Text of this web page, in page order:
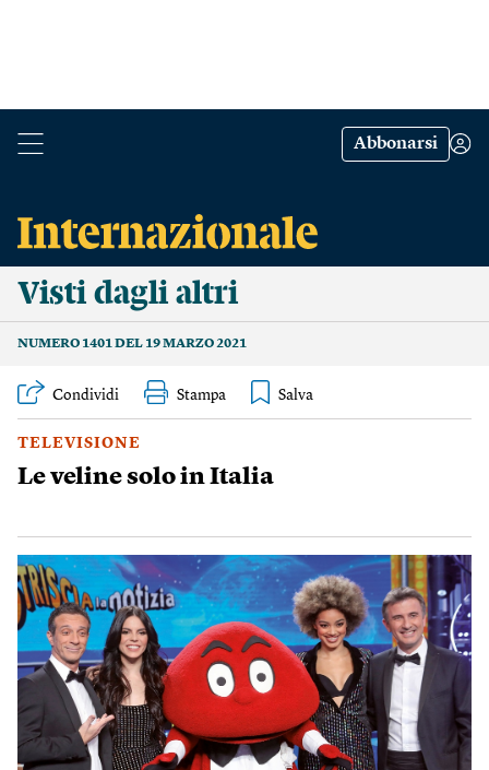
Abbonarsi
Visti dagli altri
NUMERO 1401 DEL 19 MARZO 2021
Condividi Stampa
TELEVISIONE
Le veline solo in Italia